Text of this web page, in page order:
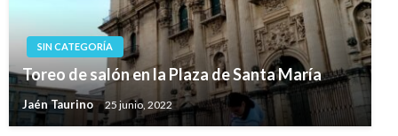
SIN CATEGORÍA
Toreo de salón en la Plaza de Santa María
Jaén Taurino 25 junio, 2022